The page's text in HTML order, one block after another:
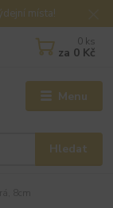
místa!
Menu
Hledat
0 ks
za 0 Kč